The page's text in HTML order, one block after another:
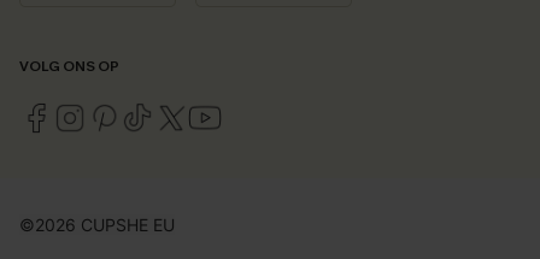
VOLG ONS OP
©2026 CUPSHE EU